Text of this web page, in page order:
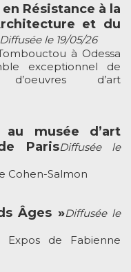
Résistance à la
et du
Diffusée le 19/05/26
à Odessa
exceptionnel de
d’art
musée d’art
ParisDiffusée le
Cohen-Salmon
Âges »Diffusée le
Expos de Fabienne